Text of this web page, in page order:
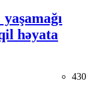
həyata
430